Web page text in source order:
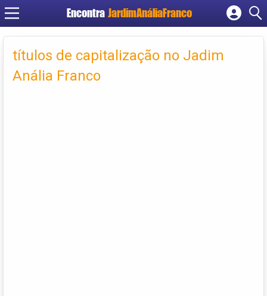
Encontra JardimAnáliaFranco
Cadastrar empresa
Fazer login
Criar conta
títulos de capitalização no Jadim
Anália Franco